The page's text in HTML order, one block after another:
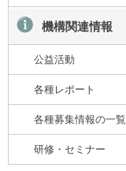
機構関連情報
公益活動
各種レポート
各種募集情報の一覧
研修・セミナー